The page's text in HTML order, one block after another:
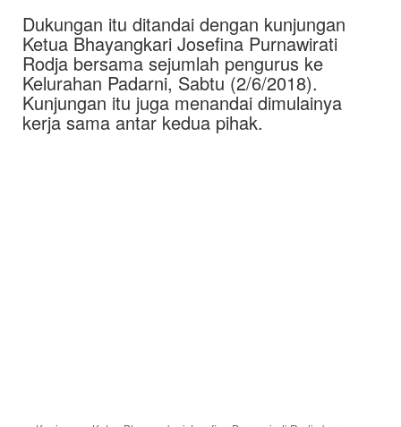
Dukungan itu ditandai dengan kunjungan
Ketua Bhayangkari Josefina Purnawirati
Rodja bersama sejumlah pengurus ke
Kelurahan Padarni, Sabtu (2/6/2018).
Kunjungan itu juga menandai dimulainya
kerja sama antar kedua pihak.